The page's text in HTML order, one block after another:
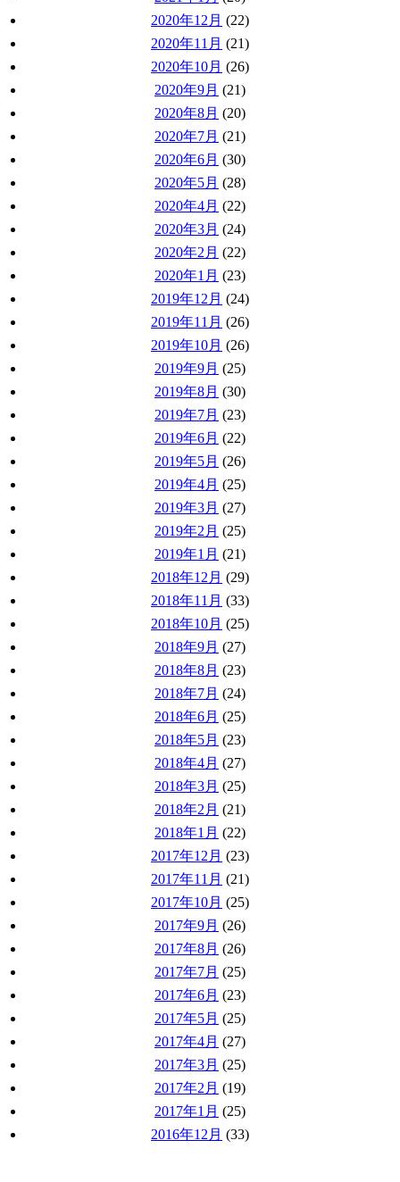
2020年12月 (22)
2020年11月 (21)
2020年10月 (26)
2020年9月 (21)
2020年8月 (20)
2020年7月 (21)
2020年6月 (30)
2020年5月 (28)
2020年4月 (22)
2020年3月 (24)
2020年2月 (22)
2020年1月 (23)
2019年12月 (24)
2019年11月 (26)
2019年10月 (26)
2019年9月 (25)
2019年8月 (30)
2019年7月 (23)
2019年6月 (22)
2019年5月 (26)
2019年4月 (25)
2019年3月 (27)
2019年2月 (25)
2019年1月 (21)
2018年12月 (29)
2018年11月 (33)
2018年10月 (25)
2018年9月 (27)
2018年8月 (23)
2018年7月 (24)
2018年6月 (25)
2018年5月 (23)
2018年4月 (27)
2018年3月 (25)
2018年2月 (21)
2018年1月 (22)
2017年12月 (23)
2017年11月 (21)
2017年10月 (25)
2017年9月 (26)
2017年8月 (26)
2017年7月 (25)
2017年6月 (23)
2017年5月 (25)
2017年4月 (27)
2017年3月 (25)
2017年2月 (19)
2017年1月 (25)
2016年12月 (33)